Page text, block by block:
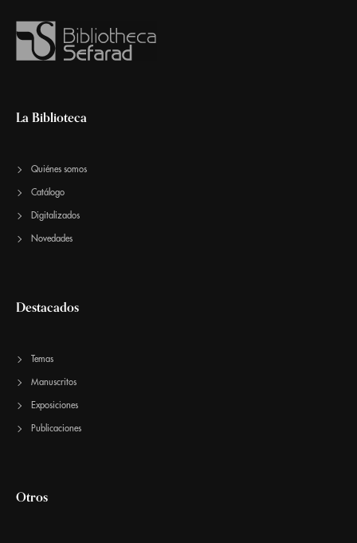
La Biblioteca
Quiénes somos
Catálogo
Digitalizados
Novedades
Destacados
Temas
Manuscritos
Exposiciones
Publicaciones
Otros